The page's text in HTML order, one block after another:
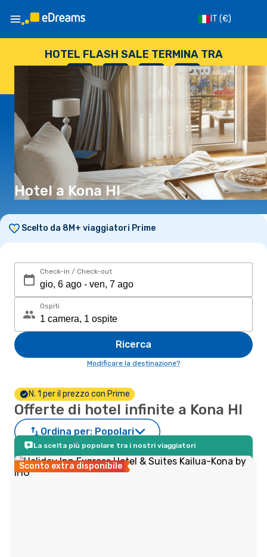
IT (€)
HOTEL FLASH SALE TERMINA TRA
--
GIORNI
: --
ORE
: --
SECONDI
Hotel a Kona HI
Scelto da 8M+ viaggiatori Prime
Check-in / Check-out
Ospiti
Ricerca
Modificare la destinazione?
N. 1 per il prezzo con Prime
Offerte di hotel infinite a Kona HI
Ordina per: Popolari
La scelta più popolare tra i nostri viaggiatori
Sconto extra disponibile